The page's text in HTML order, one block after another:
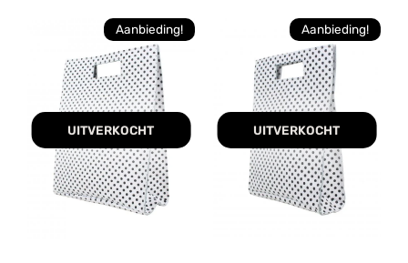
Aanbieding!
UITVERKOCHT
Aanbieding!
UITVERKOCHT